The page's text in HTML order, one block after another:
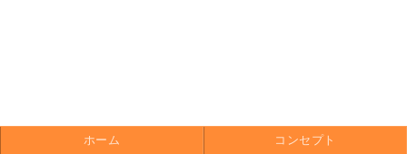
ホーム コンセプト